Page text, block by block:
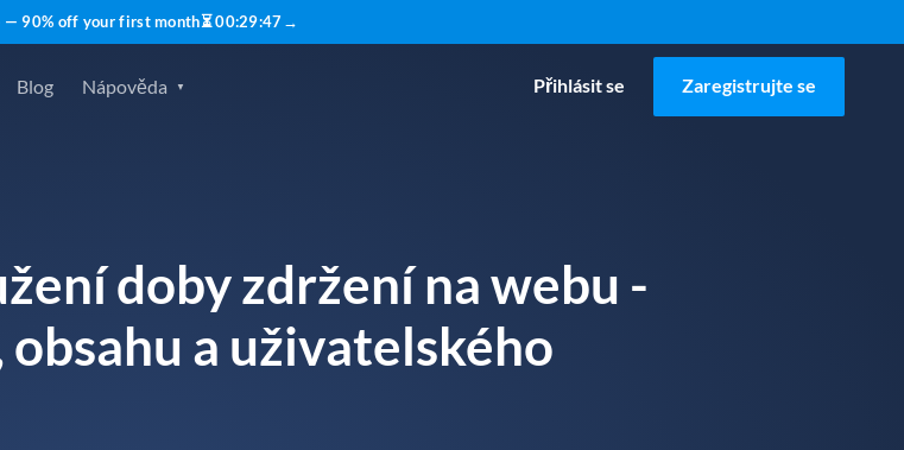
— 90% off your first month⏳00:29:46→
Blog Nápověda Přihlásit se Zaregistrujte se
doby zdržení na webu -
a uživatelského